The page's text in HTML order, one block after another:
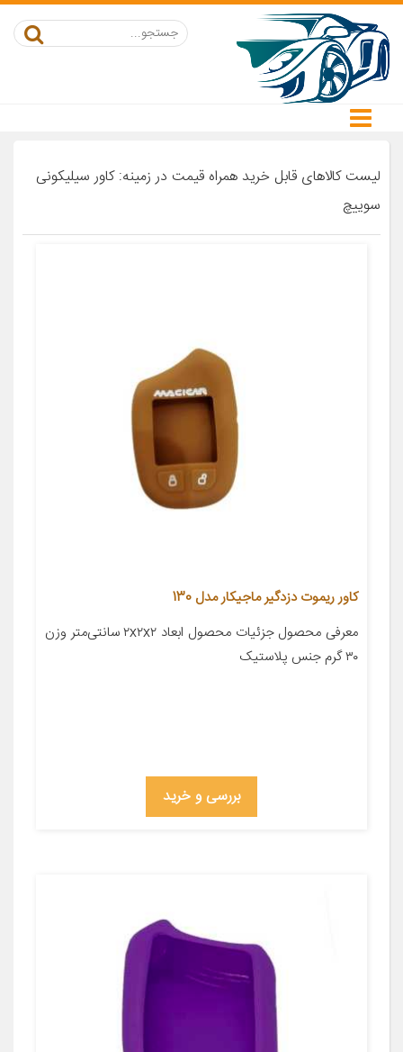
لیست کالاهای قابل خرید همراه قیمت در زمینه: کاور سیلیکونی
سوییچ
کاور ریموت دزدگیر ماجیکار مدل 130
معرفی محصول جزئیات محصول ابعاد ۲x۲x۲ سانتی‌متر وزن
۳۰ گرم جنس پلاستیک
بررسی و خرید